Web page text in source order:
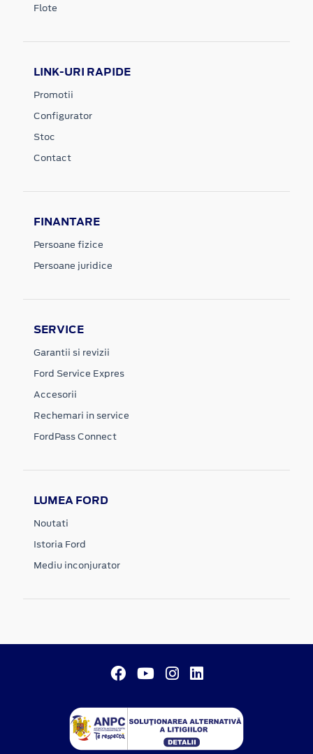
Flote
LINK-URI RAPIDE
Promotii
Configurator
Stoc
Contact
FINANTARE
Persoane fizice
Persoane juridice
SERVICE
Garantii si revizii
Ford Service Expres
Accesorii
Rechemari in service
FordPass Connect
LUMEA FORD
Noutati
Istoria Ford
Mediu inconjurator